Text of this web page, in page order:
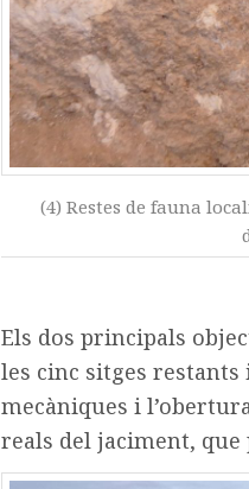
(4) Restes de fauna
Els dos principals
les cinc sitges
mecàniques i
reals del jaciment, que